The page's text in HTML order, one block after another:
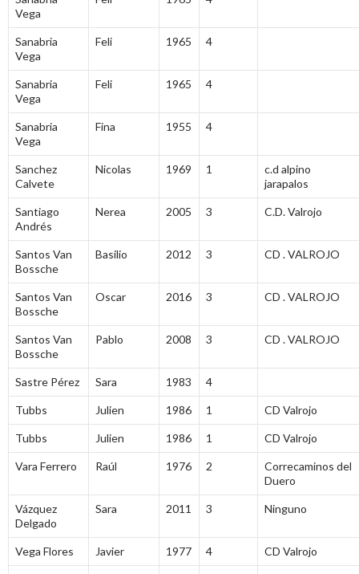
Vega
Sanabria
Vega
Feli 1965 4
Sanabria
Vega
Feli 1965 4
Sanabria
Vega
Fina 1955 4
Sanchez
Calvete
Nicolas 1969 1
c.d alpino
jarapalos
Santiago
Andrés
Nerea 2005 3 C.D. Valrojo
Santos Van
Bossche
Basilio 2012 3 CD . VALROJO
Santos Van
Bossche
Oscar 2016 3 CD . VALROJO
Santos Van
Bossche
Pablo 2008 3 CD . VALROJO
Sastre Pérez Sara 1983 4
Tubbs Julien 1986 1 CD Valrojo
Tubbs Julien 1986 1 CD Valrojo
Vara Ferrero Raúl 1976 2
Correcaminos del
Duero
Vázquez
Delgado
Sara 2011 3 Ninguno
Vega Flores Javier 1977 4 CD Valrojo